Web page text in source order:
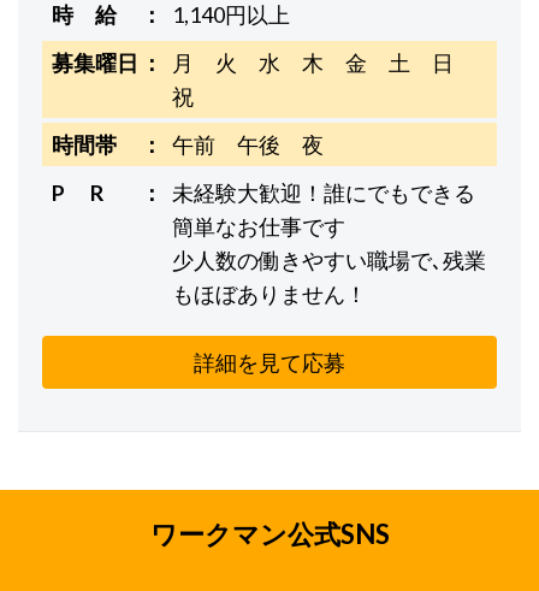
時 給
1,140円以上
募集曜日
月 火 水 木 金 土 日
祝
時間帯
午前 午後 夜
P R
未経験大歓迎！誰にでもできる
簡単なお仕事です
少人数の働きやすい職場で､残業
もほぼありません！
詳細を見て応募
ワークマン公式SNS